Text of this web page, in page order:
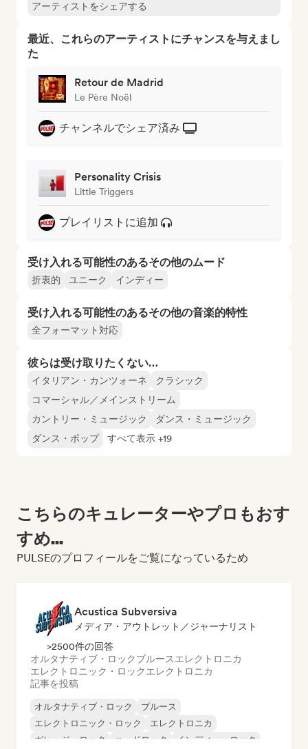
アーティストをシェアする
最近、これらのアーティストにチャンスを与えまし
た
Retour de Madrid
Le Père Noël
チャンネルでシェア済み
Personality Crisis
Little Triggers
プレイリストに追加
受け入れる可能性のあるその他のムード
折衷的 ユニーク インディー
受け入れる可能性のあるその他の音楽的特性
全フォーマット対応
彼らは受け取りたくない…
イタリアン・カンツォーネ
クラシック
コマーシャル／メインストリーム
カントリー・ミュージック
ダンス・ミュージック
ダンス・ポップ
すべて表示 +19
こちらのキュレーターやプロもおす
すめ...
PULSEのプロフィールをご覧になっているため
Acustica Subversiva
メディア・アウトレット／ジャーナリスト
>2500件の回答
オルタナティブ・ロックブルースエレクトロニカ
エレクトロニック・ロックエレクトロニカ
記事を投稿
オルタナティブ・ロック
ブルース
エレクトロニック・ロック
エレクトロニカ
ガレージ・ロック
ハードロック インディー・ロック